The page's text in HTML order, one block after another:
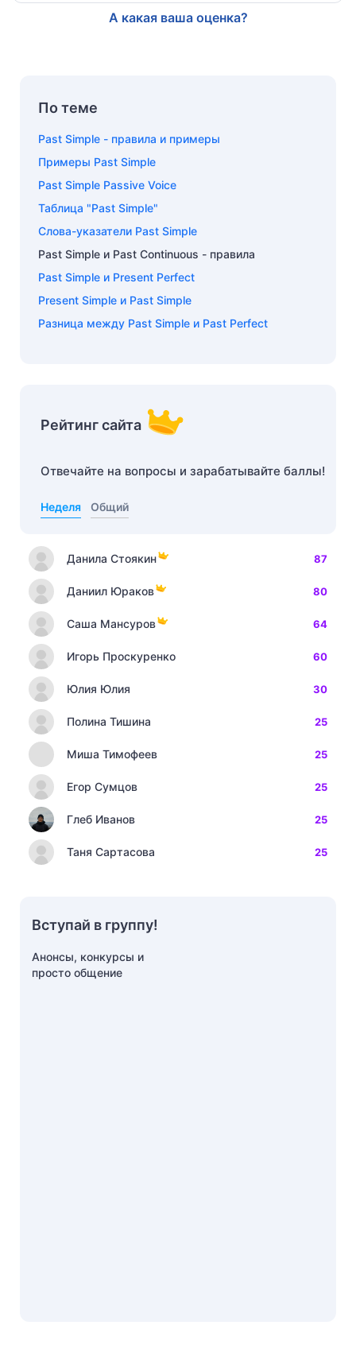
А какая ваша оценка?
По теме
Past Simple - правила и примеры
Примеры Past Simple
Past Simple Passive Voice
Таблица "Past Simple"
Слова-указатели Past Simple
Past Simple и Past Continuous - правила
Past Simple и Present Perfect
Present Simple и Past Simple
Разница между Past Simple и Past Perfect
Рейтинг сайта
Отвечайте на вопросы и зарабатывайте баллы!
Неделя Общий
Данила Стоякин 87
Даниил Юраков 80
Саша Мансуров 64
Игорь Проскуренко 60
Юлия Юлия 30
Полина Тишина 25
Миша Тимофеев 25
Егор Сумцов 25
Глеб Иванов 25
Таня Сартасова 25
Вступай в группу!
Анонсы, конкурсы и
просто общение